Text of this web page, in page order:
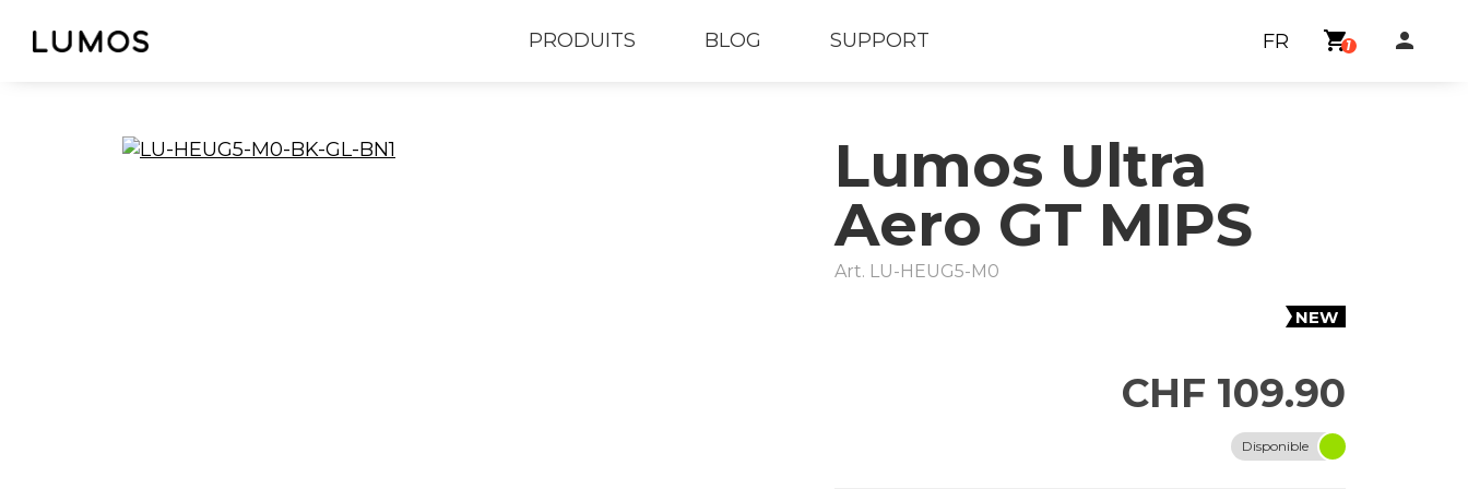
PRODUITS BLOG SUPPORT FR shopping_cart1 person
Lumos Ultra
Aero GT MIPS
Art. LU-HEUG5-M0
NEW
CHF 109.90
Disponible